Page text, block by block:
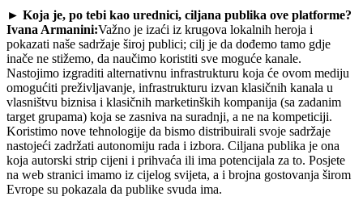
► Koja je, po tebi kao urednici, ciljana publika ove platforme?
Ivana Armanini:Važno je izaći iz krugova lokalnih heroja i
pokazati naše sadržaje široj publici; cilj je da dođemo tamo gdje
inače ne stižemo, da naučimo koristiti sve moguće kanale.
Nastojimo izgraditi alternativnu infrastrukturu koja će ovom mediju
omogućiti preživljavanje, infrastrukturu izvan klasičnih kanala u
vlasništvu biznisa i klasičnih marketinških kompanija (sa zadanim
target grupama) koja se zasniva na suradnji, a ne na kompeticiji.
Koristimo nove tehnologije da bismo distribuirali svoje sadržaje
nastojeći zadržati autonomiju rada i izbora. Ciljana publika je ona
koja autorski strip cijeni i prihvaća ili ima potencijala za to. Posjete
na web stranici imamo iz cijelog svijeta, a i brojna gostovanja širom
Evrope su pokazala da publike svuda ima.